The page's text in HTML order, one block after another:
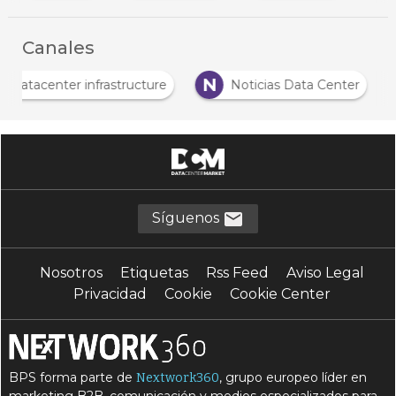
Canales
D
Datacenter infrastructure N Noticias Data
Síguenos
Nosotros Etiquetas Rss Feed
Aviso Legal
Privacidad
Cookie Cookie Center
BPS forma parte deNextwork360, grupo europeo líder en